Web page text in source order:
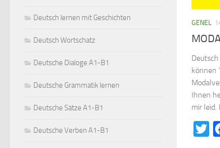
GENEL
können
Ihnen
mir leid.
Deutsch lernen mit Geschichten
Deutsch Wortschatz
Deutsche Dialoge A1-B1
Deutsche Grammatik lernen
Deutsche Sätze A1-B1
Deutsche Verben A1-B1